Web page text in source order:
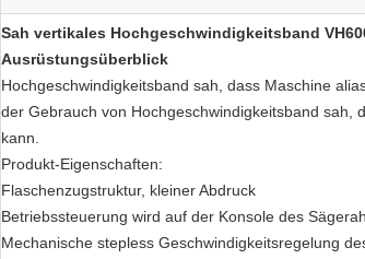
Sah vertikales Hochgeschwindigkeitsband
Ausrüstungsüberblick
Hochgeschwindigkeitsband sah, dass Maschine
der Gebrauch von Hochgeschwindigkeitsband sah,
kann.
Produkt-Eigenschaften:
Flaschenzugstruktur, kleiner Abdruck
Betriebssteuerung wird auf der Konsole des
Mechanische stepless Geschwindigkeitsregelung